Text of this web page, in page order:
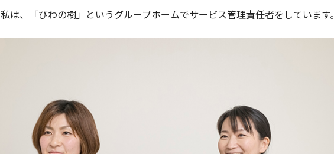
私は、「びわの樹」というグループホームでサービス管理責任者をしています。